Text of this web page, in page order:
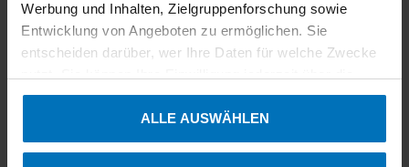
Werbung und Inhalten, Zielgruppenforschung sowie
Entwicklung von Angeboten zu ermöglichen. Sie
entscheiden darüber, wer Ihre Daten für welche Zwecke
Cookie-Erklärung oder durch Klicken auf das Privacy
Trigger Symbol ändern oder widerrufen
ALLE AUSWÄHLEN